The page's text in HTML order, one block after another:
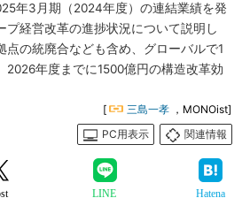
年3月期（2024年度）の連結業績を発
プ経営改革の進捗状況について説明し
点の統廃合なども含め、グローバルで1
2026年度までに1500億円の構造改革効
[ 三島一孝 ，MONOist]
PC用表示
関連情報
LINE Hatena